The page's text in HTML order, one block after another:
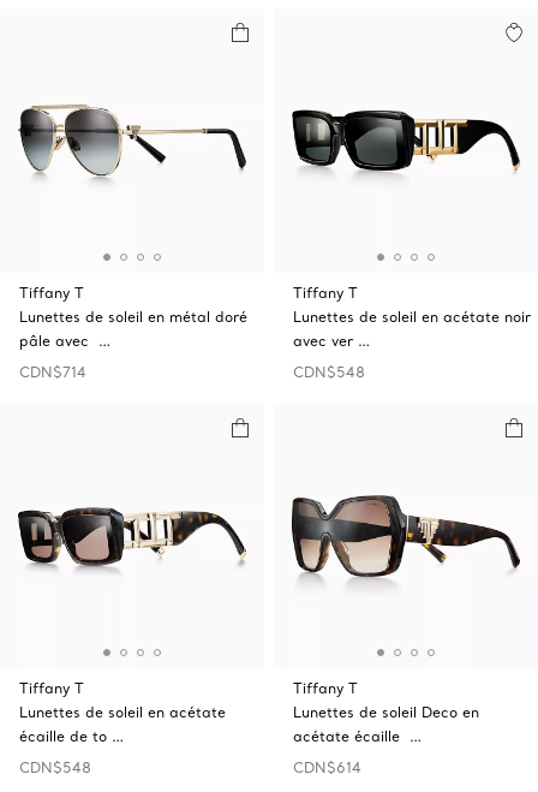
Tiffany T
Lunettes de soleil en métal doré
pâle avec …
CDN$714
Tiffany T
Lunettes de soleil en acétate noir
avec ver …
CDN$548
Tiffany T
Lunettes de soleil en acétate
écaille de to …
CDN$548
Tiffany T
Lunettes de soleil Deco en
acétate écaille …
CDN$614